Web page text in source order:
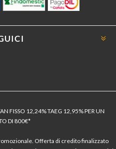
FISSO 12,24% TAEG 12,95% PER UN
DI 800€*
Offerta di credito finalizzato